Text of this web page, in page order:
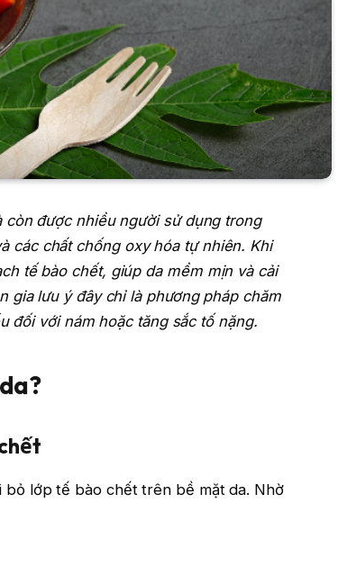
được nhiều người sử dụng trong
các chất chống oxy hóa tự nhiên. Khi
tế bào chết, giúp da mềm mịn và cải
gia lưu ý đây chỉ là phương pháp chăm
đối với nám hoặc tăng sắc tố nặng.
lớp tế bào chết trên bề mặt da. Nhờ